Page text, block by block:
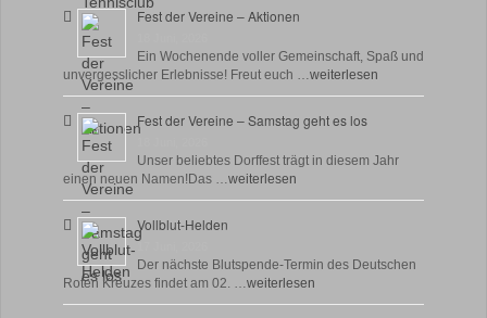
Fest der Vereine – Aktionen
Ein Wochenende voller Gemeinschaft, Spaß und
unvergesslicher Erlebnisse! Freut euch …weiterlesen
Fest der Vereine – Samstag geht es los
Unser beliebtes Dorffest trägt in diesem Jahr
einen neuen Namen!Das …weiterlesen
Vollblut-Helden
Der nächste Blutspende-Termin des Deutschen
Roten Kreuzes findet am 02. …weiterlesen